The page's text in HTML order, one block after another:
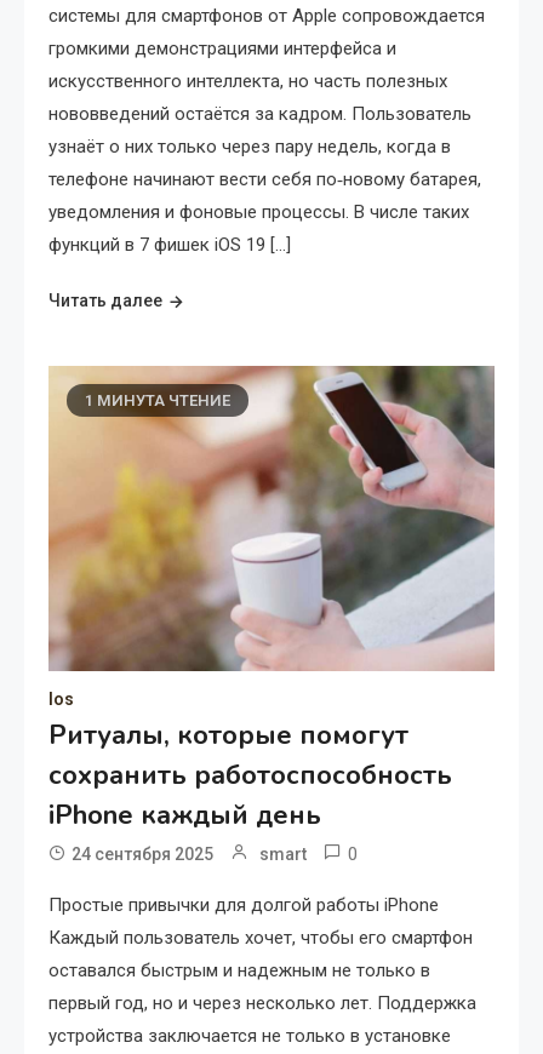
системы для смартфонов от Apple сопровождается
громкими демонстрациями интерфейса и
искусственного интеллекта, но часть полезных
нововведений остаётся за кадром. Пользователь
узнаёт о них только через пару недель, когда в
телефоне начинают вести себя по‑новому батарея,
уведомления и фоновые процессы. В числе таких
функций в 7 фишек iOS 19 […]
Читать далее
1 МИНУТА ЧТЕНИЕ
Ios
Ритуалы, которые помогут
сохранить работоспособность
iPhone каждый день
24 сентября 2025 smart 0
Простые привычки для долгой работы iPhone
Каждый пользователь хочет, чтобы его смартфон
оставался быстрым и надежным не только в
первый год, но и через несколько лет. Поддержка
устройства заключается не только в установке